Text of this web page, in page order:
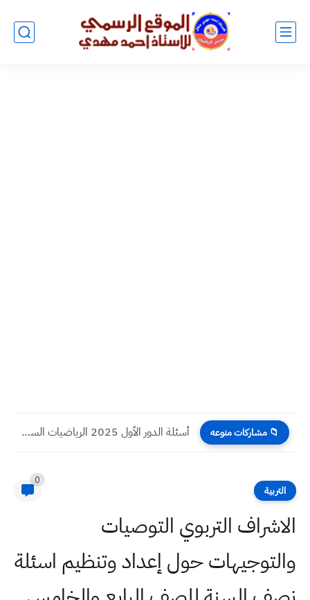
📁 مشاركات منوعه أسئلة الدور الأول 2025 الرياضيات السادس الادبي
التربية
0
الاشراف التربوي التوصيات
والتوجيهات حول إعداد وتنظيم اسئلة